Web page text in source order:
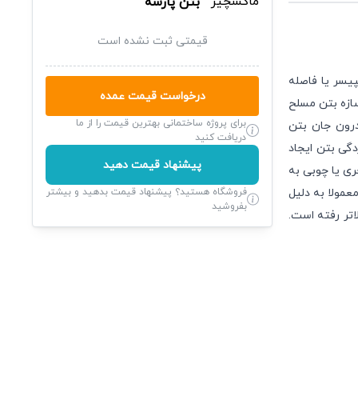
یا فاصله
که در یک سازه بتن مسلح
جان بتن
بتن ایجاد
یا چوبی به
به دلیل
رفته است.
قیمتی ثبت نشده است
درخواست قیمت عمده
برای پروژه ساختمانی بهترین قیمت را از ما
دریافت کنید
پیشنهاد قیمت دهید
فروشگاه هستید؟ پیشنهاد قیمت بدهید و بیشتر
بفروشید